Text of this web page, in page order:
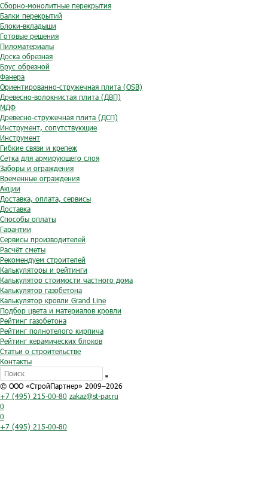
Сборно-монолитные перекрытия
Балки перекрытий
Блоки-вкладыши
Готовые решения
Пиломатериалы
Доска обрезная
Брус обрезной
Фанера
Ориентированно-стружечная плита (OSB)
Древесно-волокнистая плита (ДВП)
МДФ
Древесно-стружечная плита (ДСП)
Инструмент, сопутствующие
Инструмент
Гибкие связи и крепеж
Сетка для армирующего слоя
Заборы и ограждения
Временные ограждения
Акции
Доставка, оплата, сервисы
Доставка
Способы оплаты
Гарантии
Сервисы производителей
Расчёт сметы
Рекомендуем строителей
Калькуляторы и рейтинги
Калькулятор стоимости частного дома
Калькулятор газобетона
Калькулятор кровли Grand Line
Подбор цвета и материалов кровли
Рейтинг газобетона
Рейтинг полнотелого кирпича
Рейтинг керамических блоков
Статьи о строительстве
Контакты
© ООО «СтройПартнер» 2009–2026
+7 (495) 215-00-80 zakaz@st-par.ru
0
0
+7 (495) 215-00-80